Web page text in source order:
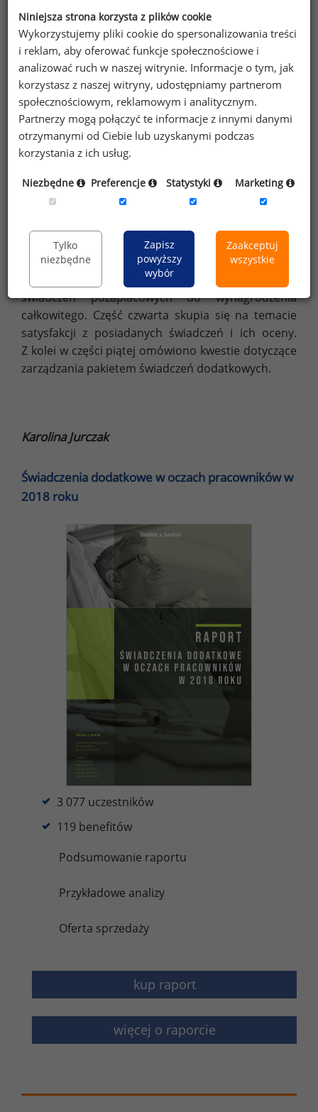
przedsiębiorstw.
O raporcie
Raport „Świadczenia dodatkowe w oczach
pracowników w 2018 roku” składa się z pięciu
części. W części pierwszej przedstawiono dane
dotyczące oferowanych w 2018 roku świadczeń
części obejmują zagadnienia związane
z preferencjami pracowników w kwestii benefitów.
Analizy w tej części dotyczą informowania
pracowników o wartości benefitów,
ich współfinansowania oraz stosunku wartości
świadczeń pozapłacowych do wynagrodzenia
całkowitego. Część czwarta skupia się na temacie
satysfakcji z posiadanych świadczeń i ich oceny.
Z kolei w części piątej omówiono kwestie dotyczące
zarządzania pakietem świadczeń dodatkowych.
Karolina Jurczak
Świadczenia dodatkowe w oczach pracowników w
2018 roku
3 077 uczestników
119 benefitów
Podsumowanie raportu
Przykładowe analizy
Oferta sprzedaży
kup raport
więcej o raporcie
Niniejsza strona korzysta z plików cookie
Wykorzystujemy pliki cookie do spersonalizowania treści
i reklam, aby oferować funkcje społecznościowe i
analizować ruch w naszej witrynie. Informacje o tym, jak
korzystasz z naszej witryny, udostępniamy partnerom
społecznościowym, reklamowym i analitycznym.
Partnerzy mogą połączyć te informacje z innymi danymi
otrzymanymi od Ciebie lub uzyskanymi podczas
korzystania z ich usług.
Niezbędne Preferencje Statystyki Marketing
Tylko
niezbędne
Zapisz
powyższy
wybór
Zaakceptuj
wszystkie